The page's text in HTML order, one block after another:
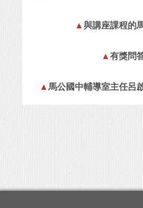
▲ 與講座課程的
▲ 有獎問
▲ 馬公國中輔導室主任呂